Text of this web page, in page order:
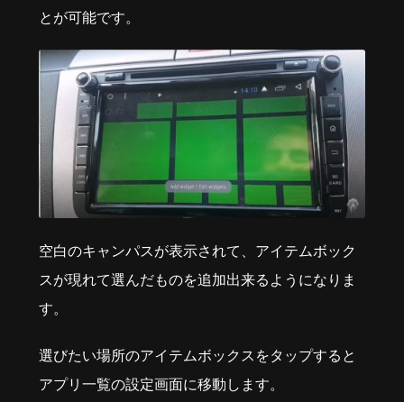
とが可能です。
空白のキャンパスが表示されて、アイテムボック
スが現れて選んだものを追加出来るようになりま
す。
選びたい場所のアイテムボックスをタップすると
アプリ一覧の設定画面に移動します。